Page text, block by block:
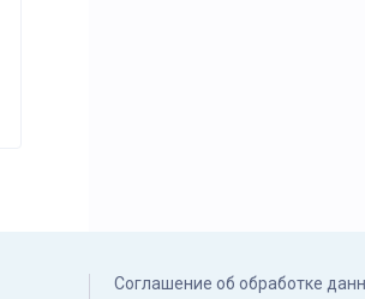
Соглашение об обработке